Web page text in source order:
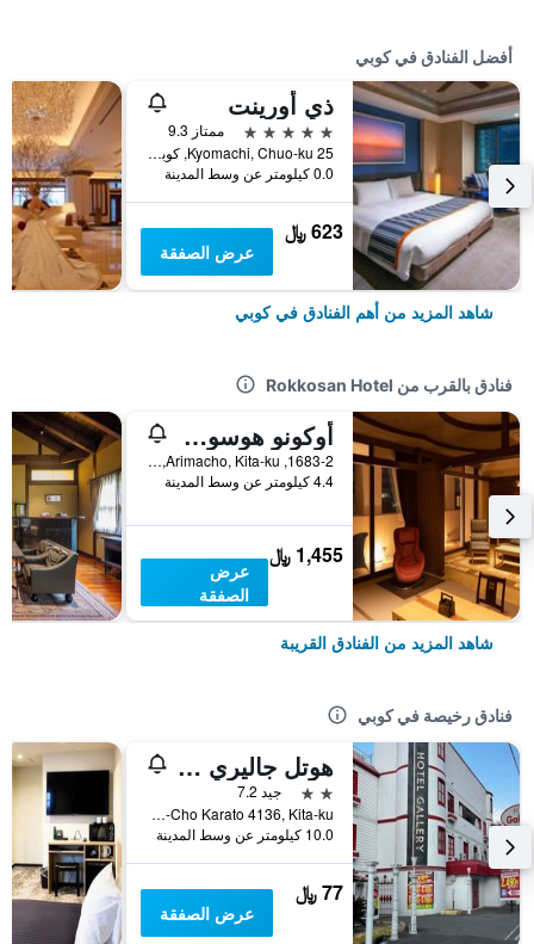
أفضل الفنادق في كوبي
ذي أورينت
5 نجوم
ممتاز 9.3
25 Kyomachi, Chuo-ku, كوبي, اليابان
0.0 كيلومتر عن وسط المدينة
623 ﷼
عرض الصفقة
شاهد المزيد من أهم الفنادق في كوبي
فنادق بالقرب من Rokkosan Hotel
أوكونو هوسوميتشي
1683-2, Arimacho, Kita-ku, كوبي, اليابان
4.4 كيلومتر عن وسط المدينة
1,455 ﷼
عرض
الصفقة
شاهد المزيد من الفنادق القريبة
فنادق رخيصة في كوبي
هوتل جاليري - لبالغيس فقط
2 نجمتين
جيد 7.2
Arino-Cho Karato 4136, Kita-ku, كوبي, اليابان
10.0 كيلومتر عن وسط المدينة
77 ﷼
عرض الصفقة